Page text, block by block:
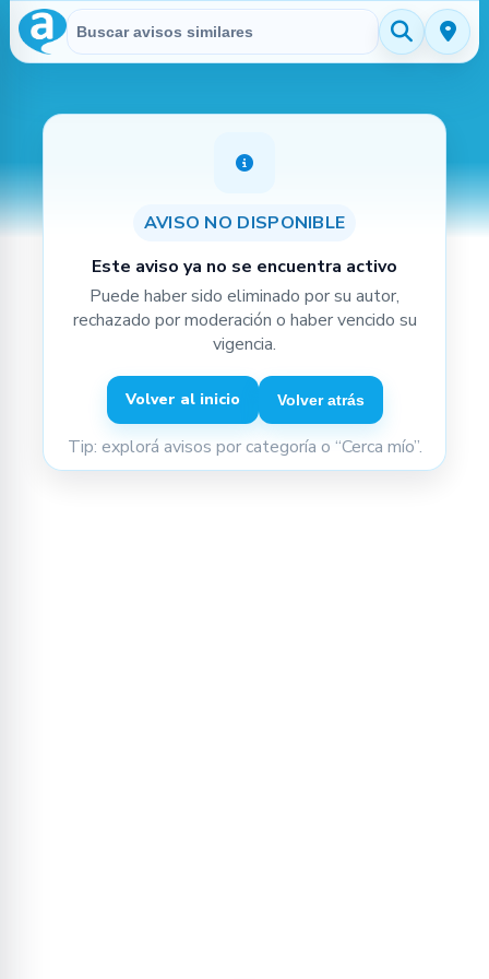
Buscar en Avisitos
AVISO NO DISPONIBLE
Este aviso ya no se encuentra activo
Puede haber sido eliminado por su autor,
rechazado por moderación o haber vencido su
vigencia.
Volver al inicio Volver atrás
Tip: explorá avisos por categoría o “Cerca mío”.